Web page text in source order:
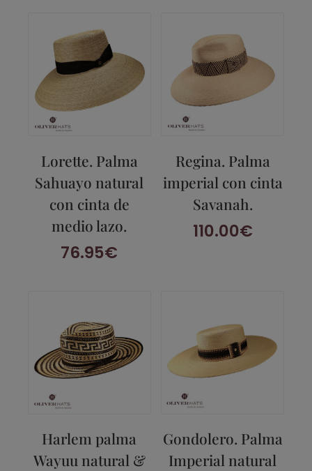
Lorette. Palma
Sahuayo natural
con cinta de
medio lazo.
76.95€
Regina. Palma
imperial con cinta
Savanah.
110.00€
Harlem palma
Wayuu natural &
Gondolero. Palma
Imperial natural